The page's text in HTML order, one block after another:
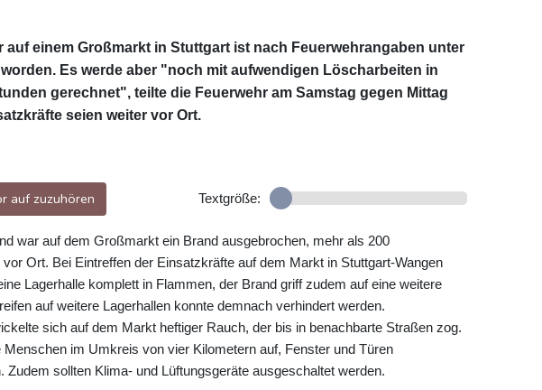
auf einem Großmarkt in Stuttgart ist nach Feuerwehrangaben unter
Es werde aber "noch mit aufwendigen Löscharbeiten in
gerechnet", teilte die Feuerwehr am Samstag gegen Mittag
seien weiter vor Ort.
auf zuzuhören Textgröße:
war auf dem Großmarkt ein Brand ausgebrochen, mehr als 200
Ort. Bei Eintreffen der Einsatzkräfte auf dem Markt in Stuttgart-Wangen
Lagerhalle komplett in Flammen, der Brand griff zudem auf eine weitere
auf weitere Lagerhallen konnte demnach verhindert werden.
sich auf dem Markt heftiger Rauch, der bis in benachbarte Straßen zog.
Menschen im Umkreis von vier Kilometern auf, Fenster und Türen
Zudem sollten Klima- und Lüftungsgeräte ausgeschaltet werden.